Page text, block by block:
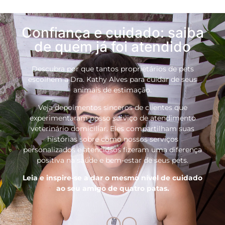
Confiança e cuidado: saiba
de quem já foi atendido
Descubra por que tantos proprietários de pets
escolhem a Dra. Kathy Alves para cuidar de seus
animais de estimação.
Veja depoimentos sinceros de clientes que
experimentaram nosso serviço de atendimento
veterinário domiciliar. Eles compartilham suas
histórias sobre como nossos serviços
personalizados e atenciosos fizeram uma diferença
positiva na saúde e bem-estar de seus pets.
Leia e inspire-se a dar o mesmo nível de cuidado
ao seu amigo de quatro patas.